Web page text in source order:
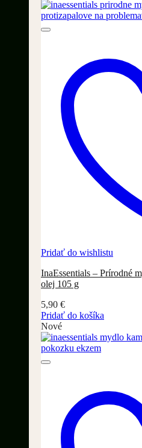
Pridať do wishlistu
InaEssentials – Prírodné
olej 105 g
5,90 €
Pridať do košíka
Nové